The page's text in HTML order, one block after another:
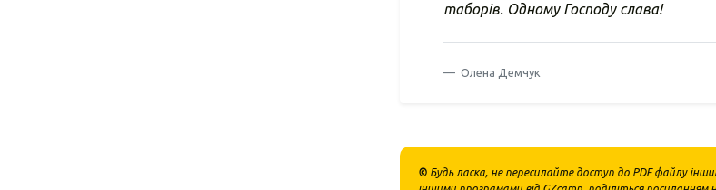
таборів. Одному Господу слава!
Олена Демчук
©Будь ласка, не пересилайте доступ до PDF файлу